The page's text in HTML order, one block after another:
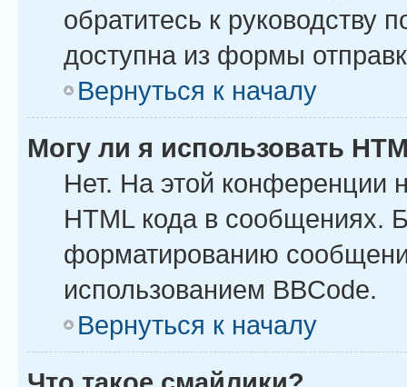
обратитесь к руководству
доступна из формы
Вернуться к началу
Могу ли я использовать
Нет. На этой конференции
HTML кода в сообщениях.
форматированию
использованием BBCode.
Вернуться к началу